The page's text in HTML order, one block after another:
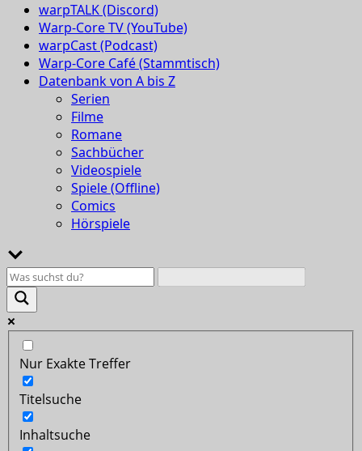
warpTALK (Discord)
Warp-Core TV (YouTube)
warpCast (Podcast)
Warp-Core Café (Stammtisch)
Datenbank von A bis Z
Serien
Filme
Romane
Sachbücher
Videospiele
Spiele (Offline)
Comics
Hörspiele
Nur Exakte Treffer
Titelsuche
Inhaltsuche